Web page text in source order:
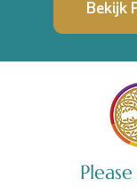
Bekijk